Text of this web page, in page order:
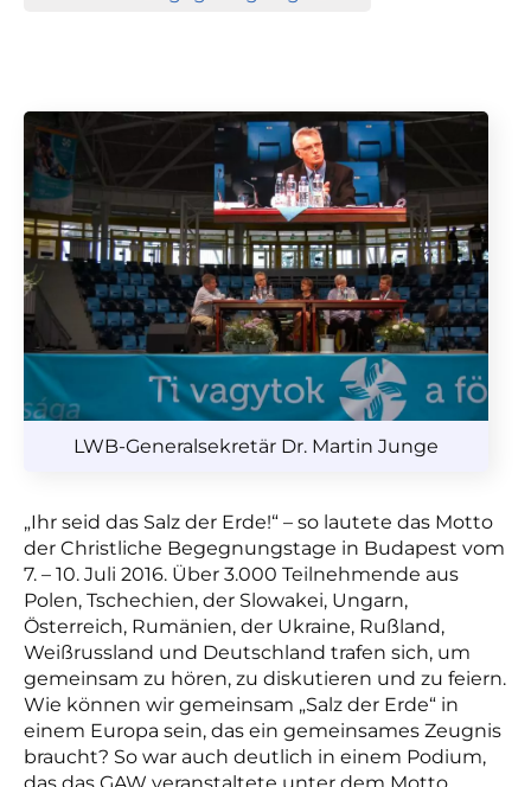
LWB-Generalsekretär Dr. Martin Junge
„Ihr seid das Salz der Erde!“ – so lautete das Motto
der Christliche Begegnungstage in Budapest vom
7. – 10. Juli 2016. Über 3.000 Teilnehmende aus
Polen, Tschechien, der Slowakei, Ungarn,
Österreich, Rumänien, der Ukraine, Rußland,
Weißrussland und Deutschland trafen sich, um
gemeinsam zu hören, zu diskutieren und zu feiern.
Wie können wir gemeinsam „Salz der Erde“ in
einem Europa sein, das ein gemeinsames Zeugnis
braucht? So war auch deutlich in einem Podium,